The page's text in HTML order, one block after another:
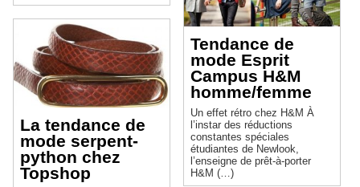
La tendance de
mode serpent-
python chez
Topshop
Tendance de
mode Esprit
Campus H&M
homme/femme
Un effet rétro chez H&M À
l’instar des réductions
constantes spéciales
étudiantes de Newlook,
l’enseigne de prêt-à-porter
H&M (…)